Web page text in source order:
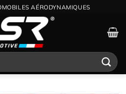
AÉRODYNAMIQUES